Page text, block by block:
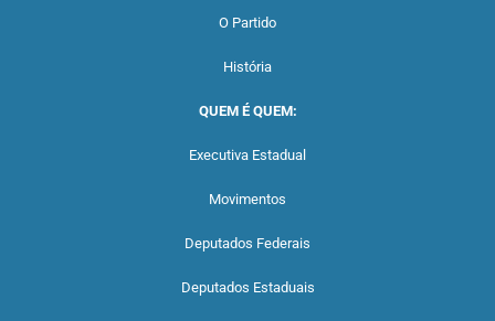
O Partido
História
QUEM É QUEM:
Executiva Estadual
Movimentos
Deputados Federais
Deputados Estaduais